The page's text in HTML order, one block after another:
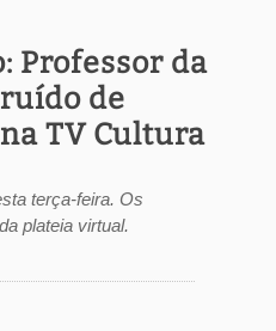
Professor da
de
TV Cultura
terça-feira. Os
plateia virtual.